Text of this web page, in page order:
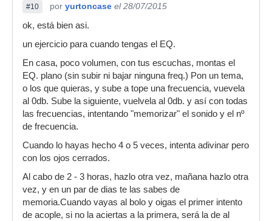
#10 por yurtoncase el 28/07/2015
ok, está bien asi.
un ejercicio para cuando tengas el EQ.
En casa, poco volumen, con tus escuchas, montas el
EQ. plano (sin subir ni bajar ninguna freq.) Pon un tema,
o los que quieras, y sube a tope una frecuencia, vuevela
al 0db. Sube la siguiente, vuelvela al 0db. y así con todas
las frecuencias, intentando "memorizar" el sonido y el nº
de frecuencia.
Cuando lo hayas hecho 4 o 5 veces, intenta adivinar pero
con los ojos cerrados.
Al cabo de 2 - 3 horas, hazlo otra vez, mañana hazlo otra
vez, y en un par de dias te las sabes de
memoria.Cuando vayas al bolo y oigas el primer intento
de acople, si no la aciertas a la primera, será la de al